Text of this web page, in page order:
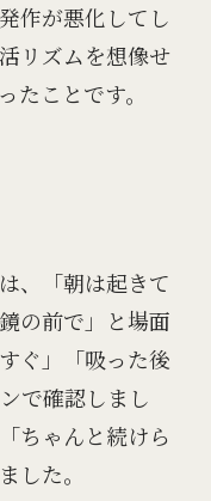
作が悪化してし
リズムを想像せ
たことです。
、「朝は起きて
の前で」と場面
ぐ」「吸った後
で確認しまし
ちゃんと続けら
した。